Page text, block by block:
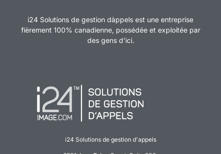
i24 Solutions de gestion d'appels
i24 Solutions de gestion dàppels est une entreprise
fièrement 100% canadienne, possédée et exploitée par
des gens d’ici.